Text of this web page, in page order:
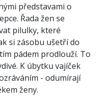
představami o
Řada žen se
pilulky, které
si zásobu ušetří do
pádem prodlouží. To
K úbytku vajíček
- odumírají
ženy.